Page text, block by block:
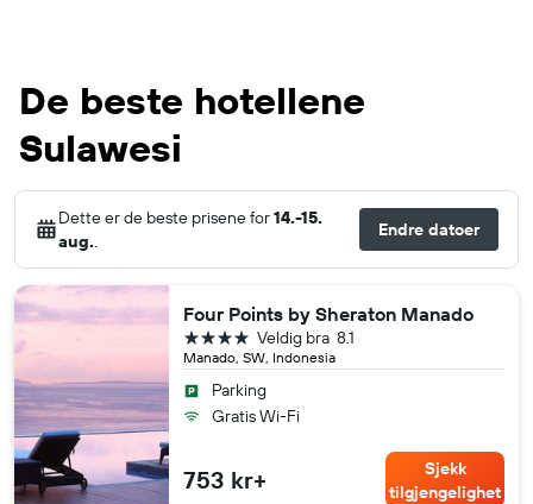
De beste hotellene
Sulawesi
Dette er de beste prisene for14.-15.
aug.
Endre datoer
Four Points by Sheraton Manado
Manado, SW, Indonesia
8.1
Veldig bra
4 stjerner
Parking
Gratis Wi-Fi
753 kr+
Sjekk
tilgjengelighet